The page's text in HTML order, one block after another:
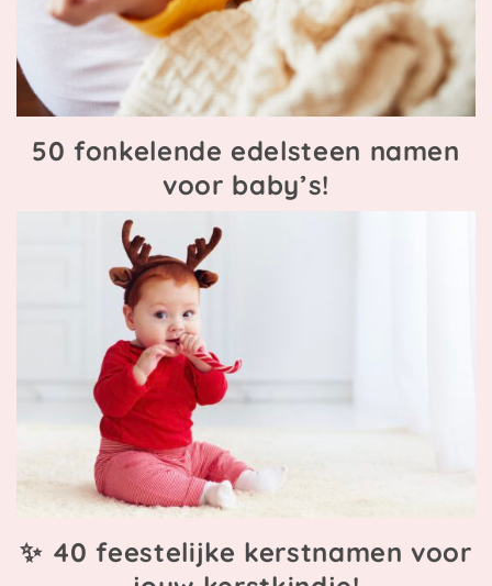
50 fonkelende edelsteen namen
voor baby’s!
✨ 40 feestelijke kerstnamen voor